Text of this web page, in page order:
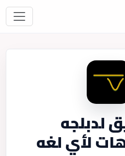
لدبلجه
لأي لغه